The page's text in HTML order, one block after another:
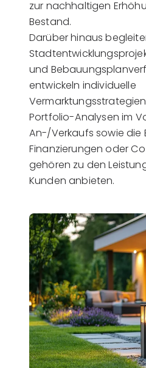
zur nachhaltigen
Bestand.
Darüber hinaus
und
entwickeln individuelle
Portfolio-Analysen im
An-/Verkaufs sowie
Finanzierungen oder
gehören zu den
Kunden anbieten.